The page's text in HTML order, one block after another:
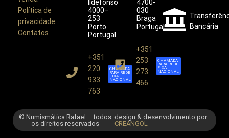
Este site utiliza cookies para melhorar a sua
Ao utilizar este site concorda com a nossaPolítica de
Política de
privacidade
Contatos
Ildefonso
4000–
253
Porto
Portugal
+351
220
933
763
CHAMADA
PARA REDE
FIXA
NACIONAL
4700-
030
Braga
Portugal
+351
253
273
466
CHAMADA
PARA REDE
FIXA
NACIONAL
Bancária
© Numismática Rafael – todos
os direitos reservados
design & desenvolvimento por
CREANGOL